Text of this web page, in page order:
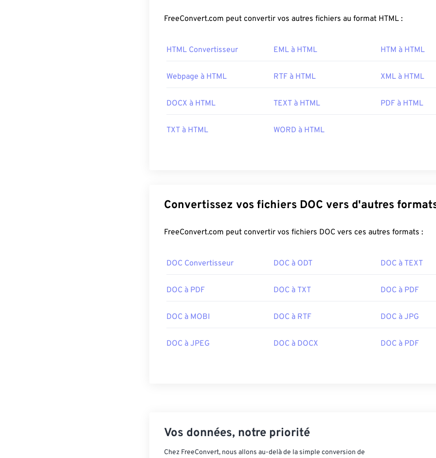
FreeConvert.com peut convertir vos autres fichiers au format HTML :
HTML Convertisseur EML à HTML HTM à HTML
Webpage à HTML RTF à HTML XML à HTML
DOCX à HTML TEXT à HTML PDF à HTML
TXT à HTML WORD à HTML
Convertissez vos fichiers DOC vers d'autres
FreeConvert.com peut convertir vos fichiers DOC vers ces autres formats :
DOC Convertisseur DOC à ODT DOC à TEXT
DOC à PDF DOC à TXT DOC à PDF
DOC à MOBI DOC à RTF DOC à JPG
DOC à JPEG DOC à DOCX DOC à PDF
Vos données, notre priorité
Chez FreeConvert, nous allons au-delà de la simple conversion de